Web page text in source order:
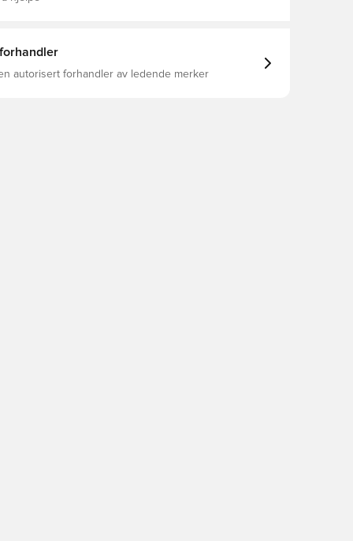
autorisert forhandler av ledende merker